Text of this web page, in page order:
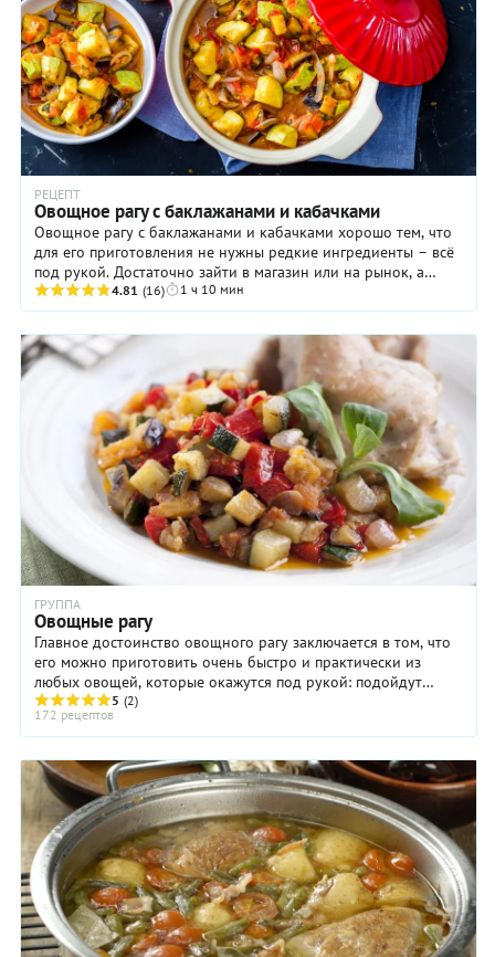
РЕЦЕПТ
Овощное рагу с баклажанами и кабачками
Овощное рагу с баклажанами и кабачками хорошо тем, что
для его приготовления не нужны редкие ингредиенты – всё
под рукой. Достаточно зайти в магазин или на рынок, а
счастливым обладателем дачи или ...
4.81 (16) 1 ч 10 мин
ГРУППА
Овощные рагу
Главное достоинство овощного рагу заключается в том, что
его можно приготовить очень быстро и практически из
любых овощей, которые окажутся под рукой: подойдут
помидоры, сладкий перец, картофель, ...
5 (2)
172 рецептов